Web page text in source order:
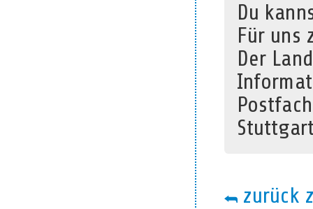
Du
Für uns
Der
zurück